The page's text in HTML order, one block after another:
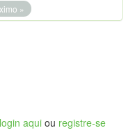
»
login aqui ou registre-se